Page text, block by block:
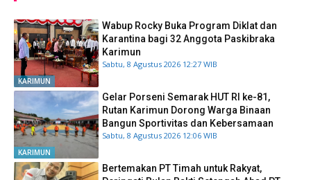
KARIMUN
Wabup Rocky Buka Program Diklat dan
Karantina bagi 32 Anggota Paskibraka
Karimun
Sabtu, 8 Agustus 2026 12:27 WIB
KARIMUN
Gelar Porseni Semarak HUT RI ke-81,
Rutan Karimun Dorong Warga Binaan
Bangun Sportivitas dan Kebersamaan
Sabtu, 8 Agustus 2026 12:06 WIB
Bertemakan PT Timah untuk Rakyat,